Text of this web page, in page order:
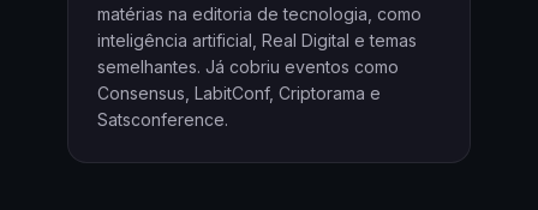
matérias na editoria de tecnologia, como
inteligência artificial, Real Digital e temas
semelhantes. Já cobriu eventos como
Consensus, LabitConf, Criptorama e
Satsconference.